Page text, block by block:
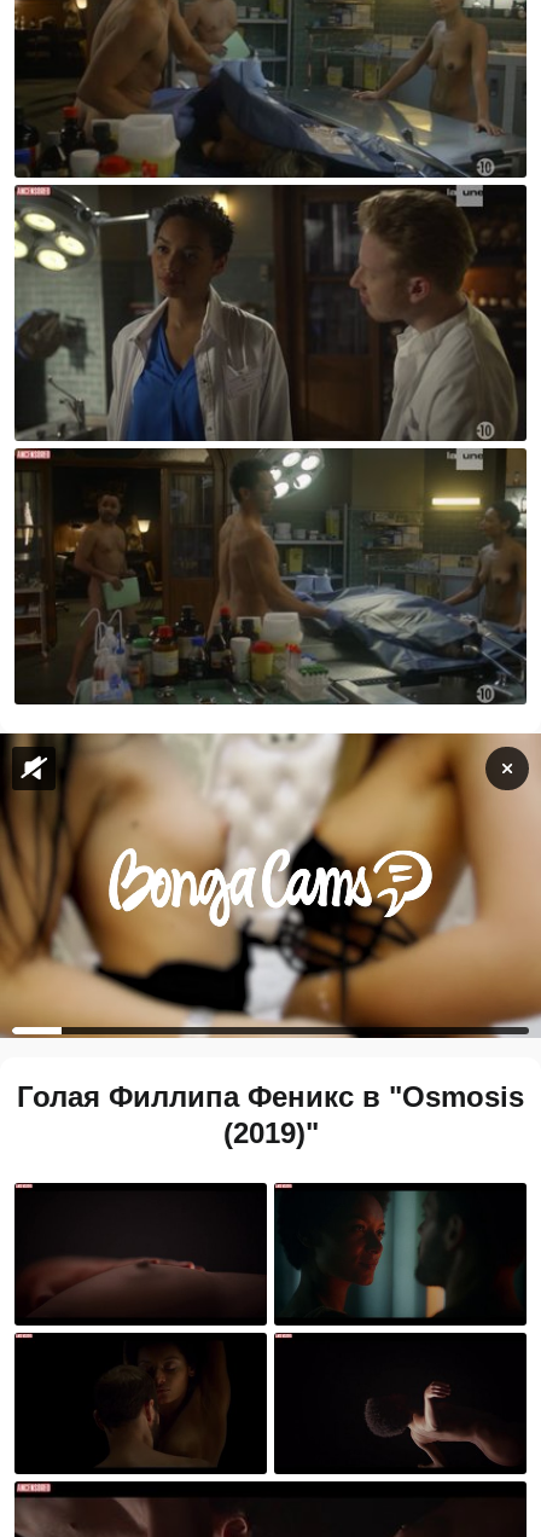
Голая Филлипа Феникс в "Osmosis
(2019)"